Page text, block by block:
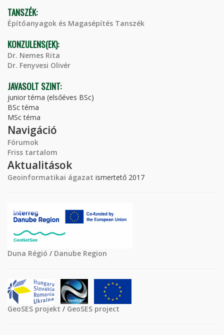
TANSZÉK:
Építőanyagok és Magasépítés Tanszék
KONZULENS(EK):
Dr. Nemes Rita
Dr. Fenyvesi Olivér
JAVASOLT SZINT:
junior téma (elsőéves BSc)
BSc téma
MSc téma
Navigáció
Fórumok
Friss tartalom
Aktualitások
Geoinformatikai ágazat ismertető 2017
Duna Régió / Danube Region
GeoSES projekt / GeoSES project